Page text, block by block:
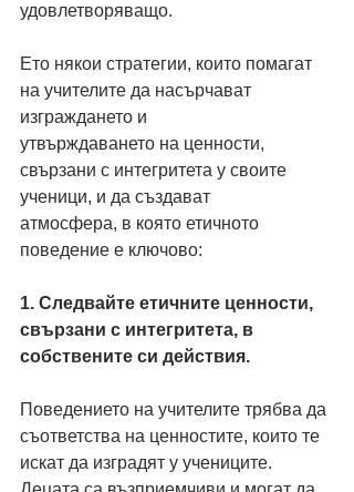
удовлетворяващо.
Ето някои стратегии, които помагат
на учителите да насърчават
изграждането и
утвърждаването на ценности,
свързани с интегритета у своите
ученици, и да създават
атмосфера, в която етичното
поведение е ключово:
1. Следвайте етичните ценности,
свързани с интегритета, в
собствените си действия.
Поведението на учителите трябва да
съответства на ценностите, които те
искат да изградят у учениците.